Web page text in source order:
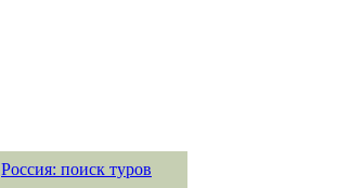
Россия: поиск туров